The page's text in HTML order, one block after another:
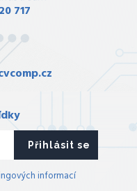
717
Přihlásit se
informací